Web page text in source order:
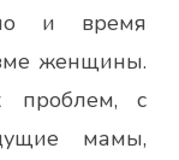
и время
женщины.
проблем, с
мамы,